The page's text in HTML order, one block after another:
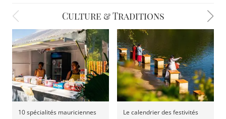
Culture & Traditions
10 spécialités mauriciennes Le calendrier des festivités